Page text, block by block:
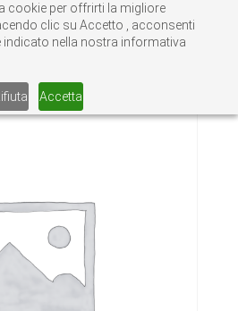
cookie per offrirti la migliore
clic su Accetto , acconsenti
indicato nella nostra informativa
Accetta